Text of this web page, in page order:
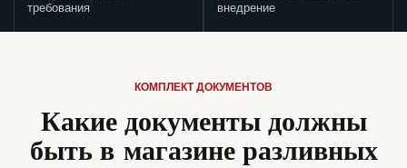
требования
внедрение
КОМПЛЕКТ ДОКУМЕНТОВ
Какие документы должны
быть в магазине разливных